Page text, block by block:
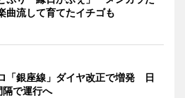
曲流して育てたイチゴも
「銀座線」ダイヤ改正で増発 日
で運行へ